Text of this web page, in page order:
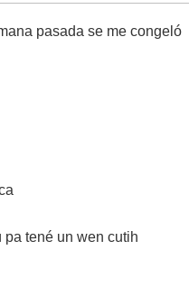
pasada se me congeló
pa tené un wen cutih